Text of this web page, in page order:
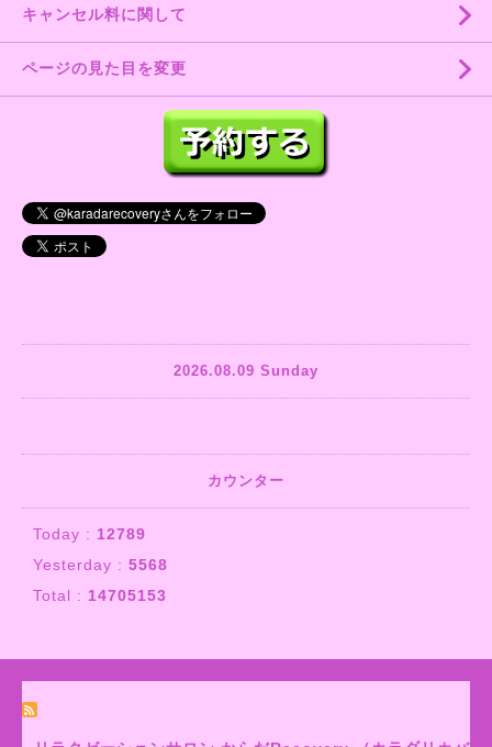
キャンセル料に関して
ページの見た目を変更
2026.08.09 Sunday
カウンター
Today : 12789
Yesterday : 5568
Total : 14705153